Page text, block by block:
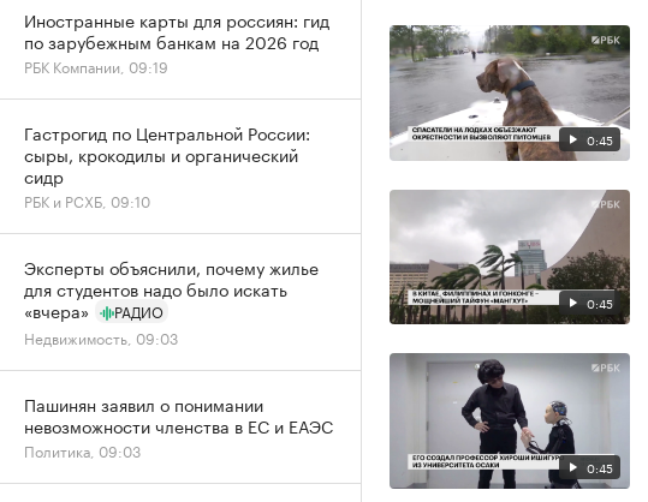
0:45
0:45
0:45
Иностранные карты для россиян: гид
по зарубежным банкам на 2026 год
РБК Компании, 09:19
Гастрогид по Центральной России:
сыры, крокодилы и органический
сидр
РБК и РСХБ, 09:10
Эксперты объяснили, почему жилье
для студентов надо было искать
«вчера»
РАДИО
Недвижимость, 09:03
Пашинян заявил о понимании
невозможности членства в ЕС и ЕАЭС
Политика, 09:03